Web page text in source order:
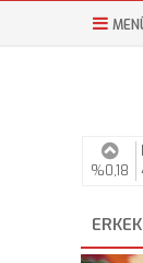
%0,18